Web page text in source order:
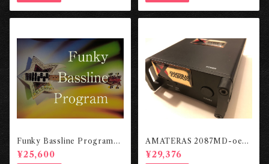
Funky Bassline Program
【ビデオ教材】 ［Cafe au La
bel STUDIO］
¥25,600
AMATERAS 2087MD-oep/
carnhill（FACTORY CHEC
KED） ［東京工房］
¥29,376